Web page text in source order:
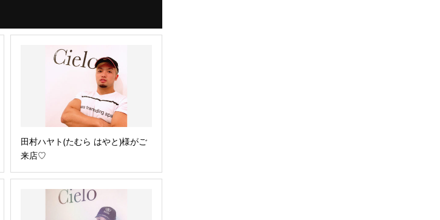
田村ハヤト(たむら はやと)様がご
来店♡